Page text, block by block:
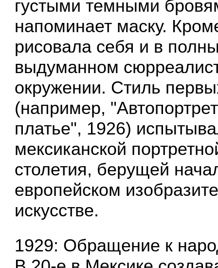
густыми темными
напоминает маску.
рисовала себя и в
выдуманном
окружении. Стиль
(например,
платье", 1926)
мексиканской
столетия, берущей
европейском
искусстве.
1929: Обращение к